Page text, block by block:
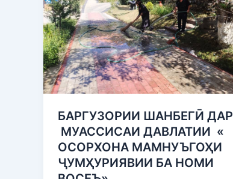
БАРГУЗОРИИ ШАНБЕГӢ ДАР
МУАССИСАИ ДАВЛАТИИ «
ОСОРХОНА МАМНУЪГОҲИ
ҶУМҲУРИЯВИИ БА НОМИ
«
ОСОРХОНА
МАМНУЪГОҲИ
ҶУМҲУРИЯВИИ
БА
НОМИ